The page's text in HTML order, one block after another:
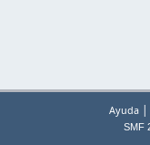
Ayuda |
SMF